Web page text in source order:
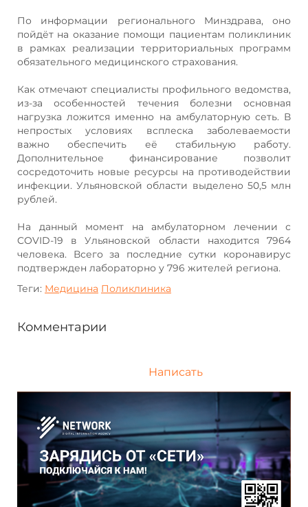
По информации регионального Минздрава, оно
пойдёт на оказание помощи пациентам поликлиник
в рамках реализации территориальных программ
обязательного медицинского страхования.
Как отмечают специалисты профильного ведомства,
из-за особенностей течения болезни основная
нагрузка ложится именно на амбулаторную сеть. В
непростых условиях всплеска заболеваемости
важно обеспечить её стабильную работу.
Дополнительное финансирование позволит
сосредоточить новые ресурсы на противодействии
инфекции. Ульяновской области выделено 50,5 млн
рублей.
На данный момент на амбулаторном лечении с
COVID-19 в Ульяновской области находится 7964
человека. Всего за последние сутки коронавирус
подтвержден лабораторно у 796 жителей региона.
Теги: Медицина Поликлиника
Комментарии
Написать